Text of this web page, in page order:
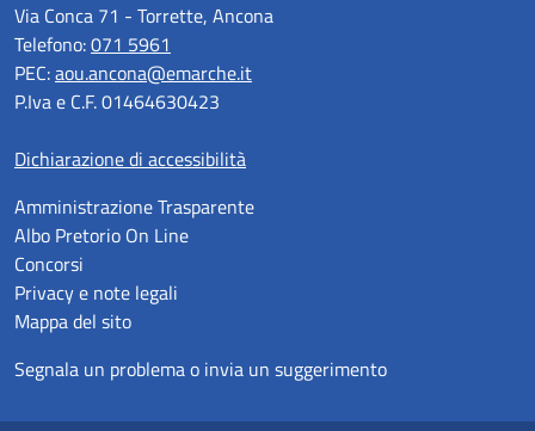
Via Conca 71 - Torrette, Ancona
Telefono:071 5961
PEC:aou.ancona@emarche.it
P.Iva e C.F. 01464630423
Dichiarazione di accessibilità
Amministrazione Trasparente
Albo Pretorio On Line
Concorsi
Privacy e note legali
Mappa del sito
Segnala un problema o invia un suggerimento